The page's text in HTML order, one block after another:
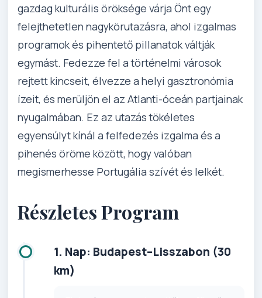
gazdag kulturális öröksége várja Önt egy
felejthetetlen nagykörutazásra, ahol izgalmas
programok és pihentető pillanatok váltják
egymást. Fedezze fel a történelmi városok
rejtett kincseit, élvezze a helyi gasztronómia
ízeit, és merüljön el az Atlanti-óceán partjainak
nyugalmában. Ez az utazás tökéletes
egyensúlyt kínál a felfedezés izgalma és a
pihenés öröme között, hogy valóban
megismerhesse Portugália szívét és lelkét.
Részletes Program
1. Nap: Budapest–Lisszabon (30
km)